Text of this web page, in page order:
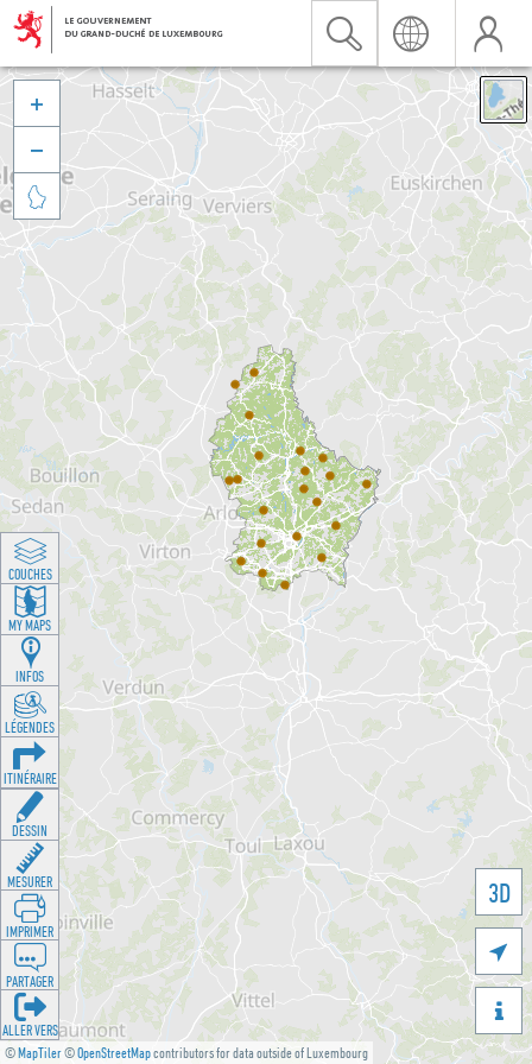
©MapTiler©OpenStreetMapcontributors for data outside of Luxembourg
3D





COUCHES
MY MAPS
INFOS
LÉGENDES
ITINÉRAIRE
DESSIN
MESURER
IMPRIMER
PARTAGER
ALLER VERS